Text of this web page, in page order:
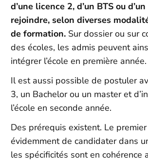
d’une licence 2, d’un BTS ou
rejoindre, selon diverses
de formation. Sur dossier ou sur
des écoles, les admis peuvent
intégrer l’école en première année.
Il est aussi possible de postuler
3, un Bachelor ou un master et
l’école en seconde année.
Des prérequis existent. Le
évidemment de candidater dans
les spécificités sont en cohérence